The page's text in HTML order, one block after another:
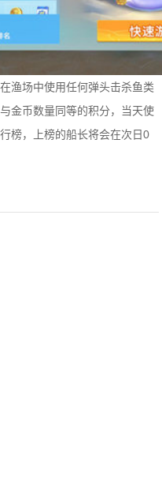
渔场中使用任何弹头击杀鱼类
金币数量同等的积分，当天使
榜，上榜的船长将会在次日0